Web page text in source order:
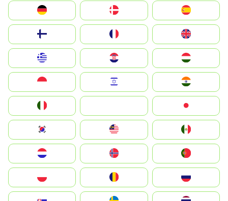
Deutschland
United Kingdom
Magyarország
South Korea